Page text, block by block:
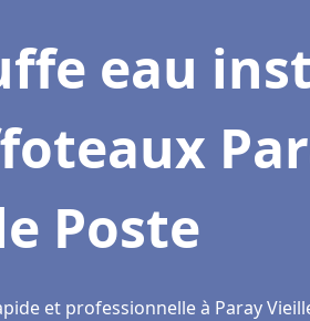
eau
Poste
et professionnelle à Paray